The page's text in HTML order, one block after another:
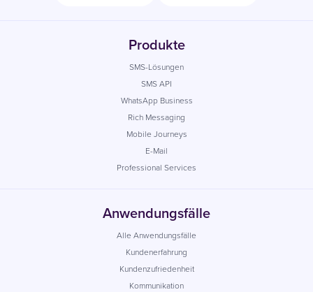
Produkte
SMS-Lösungen
SMS API
WhatsApp Business
Rich Messaging
Mobile Journeys
E-Mail
Professional Services
Anwendungsfälle
Alle Anwendungsfälle
Kundenerfahrung
Kundenzufriedenheit
Kommunikation